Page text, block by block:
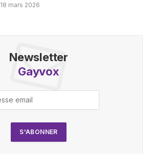
18 mars 2026
Newsletter
Gayvox